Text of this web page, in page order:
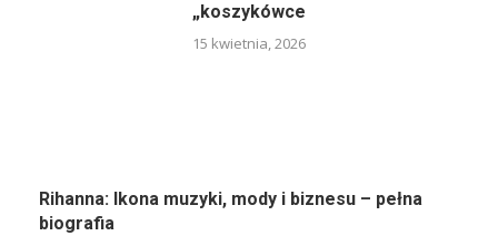
„koszykówce
15 kwietnia, 2026
Rihanna: Ikona muzyki, mody i biznesu – pełna
biografia